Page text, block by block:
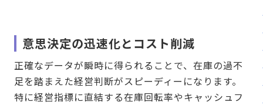
意思決定の迅速化とコスト削減
正確なデータが瞬時に得られることで、在庫の過不
足を踏まえた経営判断がスピーディーになります。
特に経営指標に直結する在庫回転率やキャッシュフ